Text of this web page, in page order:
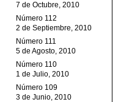
7 de Octubre, 2010
Número 112
2 de Septiembre, 2010
Número 111
5 de Agosto, 2010
Número 110
1 de Julio, 2010
Número 109
3 de Junio, 2010